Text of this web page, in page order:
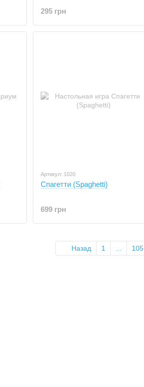
295 грн
Артикул: 1020
Спагетти (Spaghetti)
699 грн
Назад 1 105